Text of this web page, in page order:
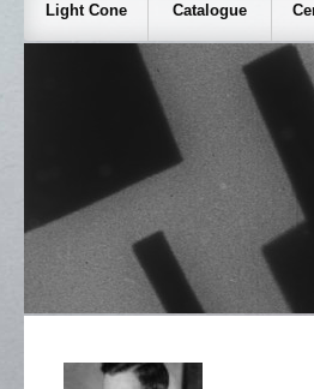
Light Cone Catalogue